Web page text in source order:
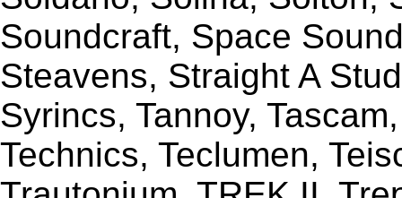
Soundcraft, Space
Steavens, Straight A
Syrincs, Tannoy,
Technics, Teclumen,